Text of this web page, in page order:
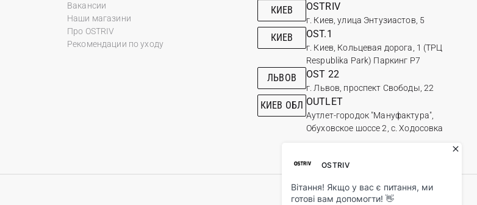
Вакансии
Наши магазини
Про OSTRIV
Рекомендации по уходу
КИЕВ OSTRIV
г. Киев, улица Энтузиастов, 5
КИЕВ OST.1
г. Киев, Кольцевая дорога, 1 (ТРЦ
Respublika Park) Паркинг Р7
ЛЬВОВ OST 22
г. Львов, проспект Свободы, 22
КИЕВ ОБЛ OUTLET
Аутлет-городок "Мануфактура",
Обуховское шоссе 2, с. Ходосовка